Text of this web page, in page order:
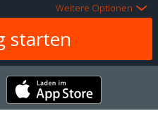
Weitere Optionen